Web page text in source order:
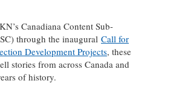
Canadiana Content Sub-
through the inaugural Call for
Development Projects, these
stories from across Canada and
of history.